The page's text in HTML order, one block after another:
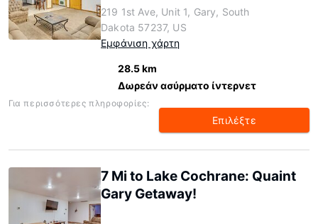
219 1st Ave, Unit 1, Gary, South
Dakota 57237, US
Εμφάνιση χάρτη
28.5 km
Δωρεάν ασύρματο ίντερνετ
Για περισσότερες πληροφορίες:
Επιλέξτε
7 Mi to Lake Cochrane: Quaint
Gary Getaway!